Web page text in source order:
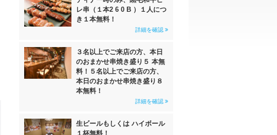
レ串（１本2 6 0 B ）１人につ
き１本無料！
詳細を確認
３名以上でご来店の方、本日
のおまかせ串焼き盛り５ 本無
料！５名以上でご来店の方、
本日のおまかせ串焼き盛り８
本無料！
詳細を確認
生ビールもしくは ハイボール
１杯無料！